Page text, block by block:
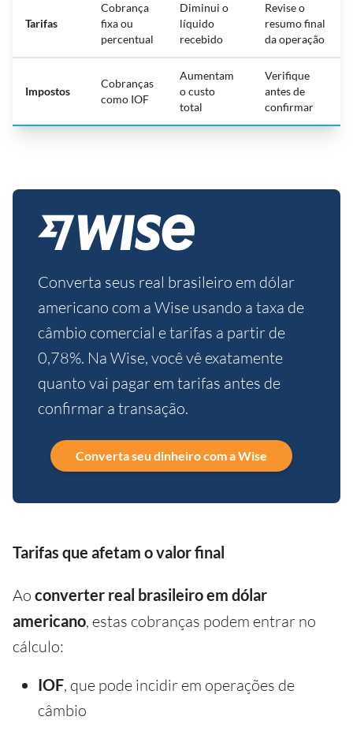
Tarifas
Cobrança
fixa ou
percentual
Diminui o
líquido
recebido
Revise o
resumo final
da operação
Impostos
Cobranças
como IOF
Aumentam
o custo
total
Verifique
antes de
confirmar
Converta seus real brasileiro em dólar
americano com a Wise usando a taxa de
câmbio comercial e tarifas a partir de
0,78%. Na Wise, você vê exatamente
quanto vai pagar em tarifas antes de
confirmar a transação.
Converta seu dinheiro com a Wise
Tarifas que afetam o valor final
Ao converter real brasileiro em dólar
americano, estas cobranças podem entrar no
cálculo:
IOF, que pode incidir em operações de
câmbio